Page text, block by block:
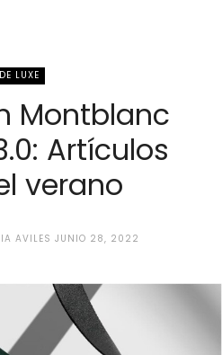
DE LUXE
Montblanc
Artículos
verano
AVILES JUNIO 28, 2022